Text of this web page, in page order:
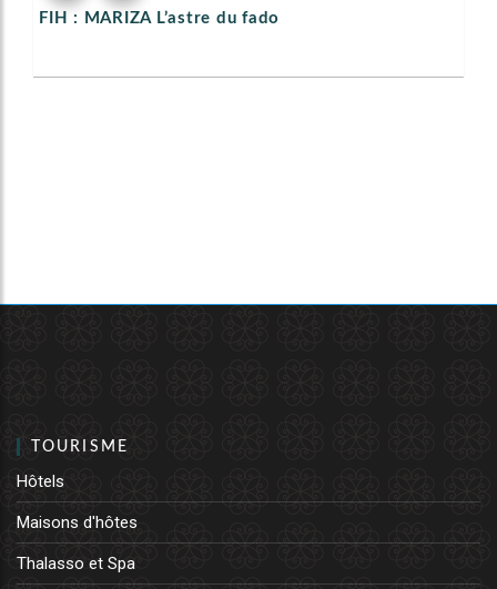
FIH : MARIZA L’astre du fado
TOURISME
Hôtels
Maisons d'hôtes
Thalasso et Spa